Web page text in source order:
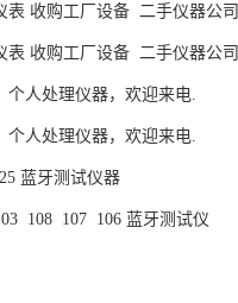
表 收购工厂设备 二手仪器公司
表 收购工厂设备 二手仪器公司
人处理仪器，欢迎来电.
人处理仪器，欢迎来电.
蓝牙测试仪器
108 107 106 蓝牙测试仪